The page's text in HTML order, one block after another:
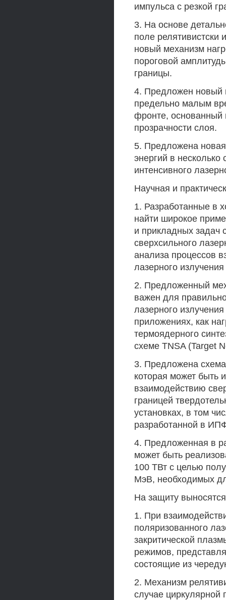
импульса с резкой
3. На основе
поле релятивистски
новый механизм
пороговой
границы.
4. Предложен новый
предельно малым
фронте, основанный
прозрачности слоя.
5. Предложена
энергий в
интенсивного
Научная и
1. Разработанные в
найти широкое
и прикладных задач
сверхсильного
анализа процессов
лазерного
2. Предложенный
важен для
лазерного
приложениях, как
термоядерного
схеме TNSA (Target
3. Предложена схема
которая может быть
взаимодействию
границей
установках, в том
разработанной в
4. Предложенная в
может быть
100 ТВт с целью
МэВ, необходимых
На защиту
1. При
поляризованного
закритической
режимов,
состоящие из
2. Механизм
случае циркулярной